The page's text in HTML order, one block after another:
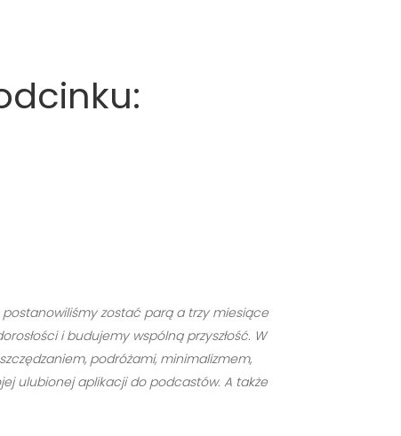
postanowiliśmy zostać parą a trzy miesiące
i budujemy wspólną przyszłość. W
podróżami, minimalizmem,
ulubionej aplikacji do podcastów. A także